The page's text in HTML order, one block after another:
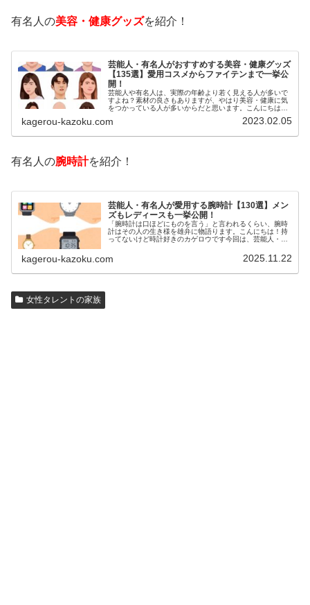
有名人の美容・健康グッズを紹介！
芸能人・有名人がおすすめする美容・健康グッズ
【135選】愛用コスメからファイテンまで一挙公
開！
芸能人や有名人は、実際の年齢より若く見える人が多いで
すよね？素材の良さもありますが、やはり美容・健康に気
をつかっている人が多いからだと思います。こんにちは！
いるのでしょうか？今回は、芸能人…
kagerou-kazoku.com 2023.02.05
有名人の腕時計を紹介！
芸能人・有名人が愛用する腕時計【130選】メン
ズもレディースも一挙公開！
「腕時計は口ほどにものを言う」と言われるくらい、腕時
計はその人の生き様を雄弁に物語ります。こんにちは！持
ってないけど時計好きのカゲロウです今回は、芸能人・有
kagerou-kazoku.com 2025.11.22
女性タレントの家族